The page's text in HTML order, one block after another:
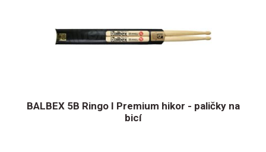
BALBEX 5B Ringo I Premium hikor - paličky na
bicí